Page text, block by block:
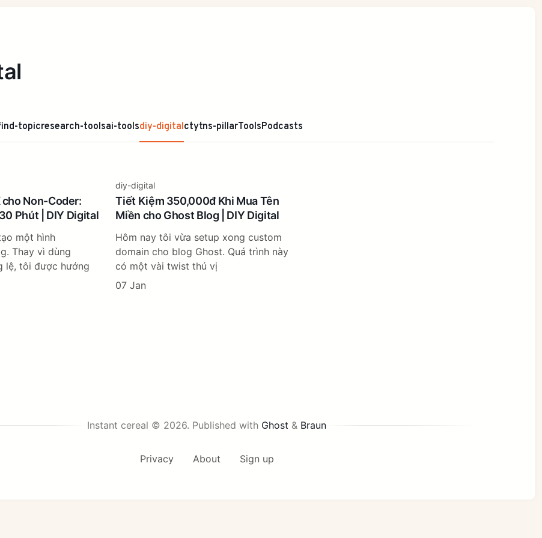
topicresearch-toolsai-toolsdiy-digitalctytns-pillarToolsPodcasts
cho Non-Coder:
Phút | DIY Digital
một hình
Thay vì dùng
lệ, tôi được hướng
diy-digital
Tiết Kiệm 350,000đ Khi Mua Tên
Miền cho Ghost Blog | DIY Digital
Hôm nay tôi vừa setup xong custom
domain cho blog Ghost. Quá trình này
có một vài twist thú vị
07 Jan
Instant cereal © 2026. Published with Ghost & Braun
Privacy About Sign up